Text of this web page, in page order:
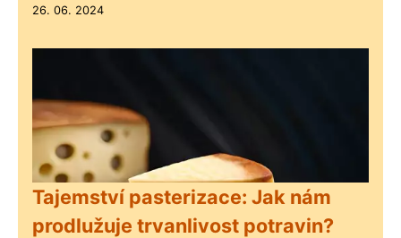
26. 06. 2024
Tajemství pasterizace: Jak nám
prodlužuje trvanlivost potravin?